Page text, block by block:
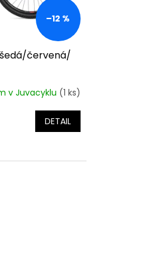
–12 %
šedá/červená/
v Juvacyklu (1 ks)
DETAIL